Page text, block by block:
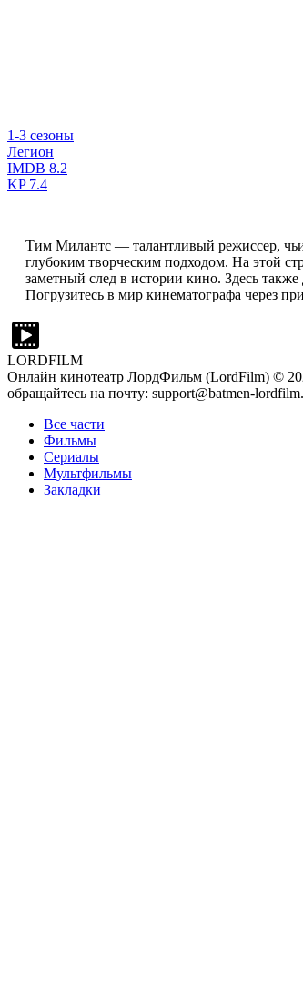
1-3 сезоны
Легион
IMDB 8.2
KP7.4
Тим Милантс — талантливый режиссер,
глубоким творческим подходом. На этой
заметный след в истории кино. Здесь
Погрузитесь в мир кинематографа через
LORDFILM
Онлайн кинотеатр ЛордФильм (LordFilm) ©
обращайтесь на почту: support@batmen-
Все части
Фильмы
Сериалы
Мультфильмы
Закладки